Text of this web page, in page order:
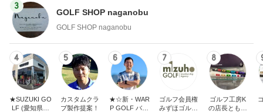
3
GOLF SHOP naganobu
GOLF SHOP naganobu
4
★SUZUKI GO
LF (愛知県半
5
カスタムクラ
ブ製作提案！
6
★☆新・WAR
P GOLF バカ
7
ゴルフ会員権
みずほゴルフ
8
ゴルフ工房K
の店長ともや